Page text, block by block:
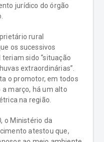
jurídico do órgão
rural
os sucessivos
sido “situação
extraordinárias”.
o promotor, em todos
março, há um alto
na região.
o Ministério da
atestou que,